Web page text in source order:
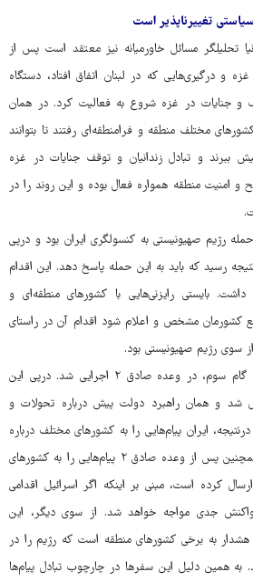
تغییرناپذیر است
تحلیلگر مسائل خاورمیانه نیز معتقد است پس از
و درگیری‌هایی که در لبنان اتفاق افتاد، دستگاه
و جنایات در غزه شروع به فعالیت کرد. در همان
مختلف منطقه و فرامنطقه‌ای رفتند تا بتوانند
و تبادل زندانیان و توقف جنایات در غزه
و امنیت منطقه همواره فعال بوده و این روند را در
رژیم صهیونیستی به کنسولگری ایران بود و درپی
رسید که باید به این حمله پاسخ دهد. این اقدام
بایستی رایزنی‌هایی با کشورهای منطقه‌ای و
کشورمان مشخص و اعلام شود اقدام آن در راستای
سوی رژیم صهیونیستی بود.
این کارشناس سیاسی ادامه داد: گام سوم، در وعده صادق ۲ اجرایی شد. درپی این
شد و همان راهبرد دولت پیش درباره تحولات و
ایران پیام‌هایی را به کشورهای مختلف درباره
جنگ لبنان و غزه داده است. همچنین پس از وعده صادق ۲ پیام‌هایی را به کشورهای
کرده است، مبنی بر اینکه اگر اسرائیل اقدامی
واکنش جدی مواجه خواهد شد. از سوی دیگر، این
هشدار به برخی کشورهای منطقه است که رژیم را در
به همین دلیل این سفرها در چارچوب تبادل پیام‌ها